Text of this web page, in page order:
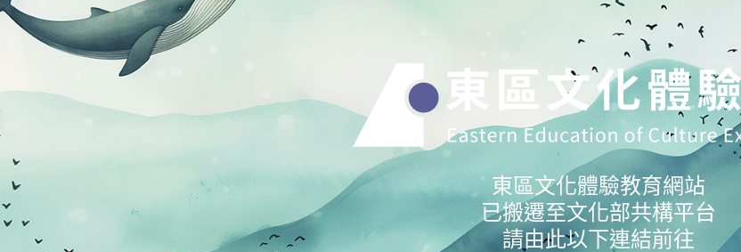
東區文化體驗教育網站
已搬遷至文化部共構平台
請由此以下連結前往